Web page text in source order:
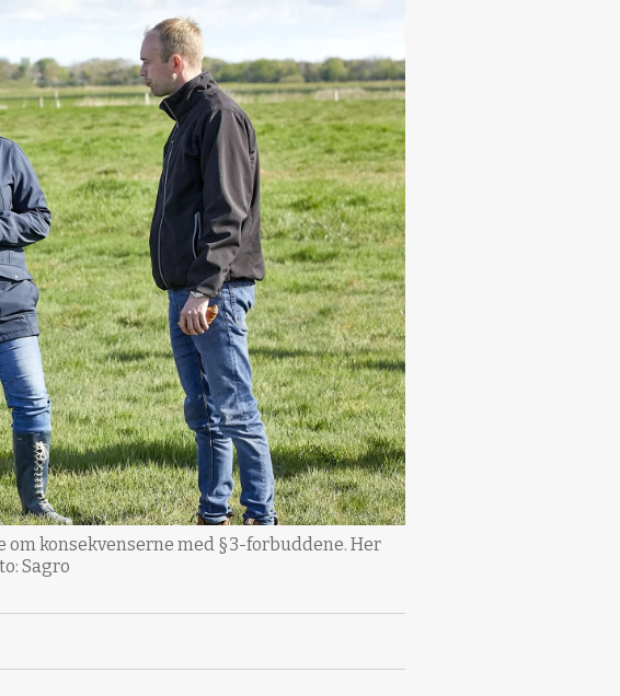
konsekvenserne med §3-forbuddene. Her
Sagro